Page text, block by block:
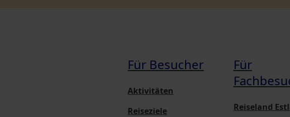
Für Besucher
Aktivitäten
Reiseziele
Für
Reiseland